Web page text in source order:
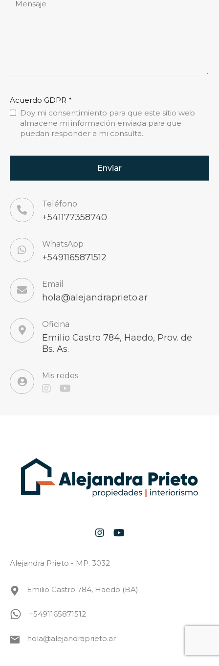
Acuerdo GDPR *
Doy mi consentimiento para que este sitio web
almacene mi información enviada para que
puedan responder a mi consulta.
Teléfono
+541177358740
WhatsApp
+5491165871512
Email
hola@alejandraprieto.ar
Oficina
Emilio Castro 784, Haedo, Prov. de
Bs. As.
Mis redes
Alejandra Prieto - MP. 3032
Emilio Castro 784, Haedo (BA)
+5491165871512
hola@alejandraprieto.ar